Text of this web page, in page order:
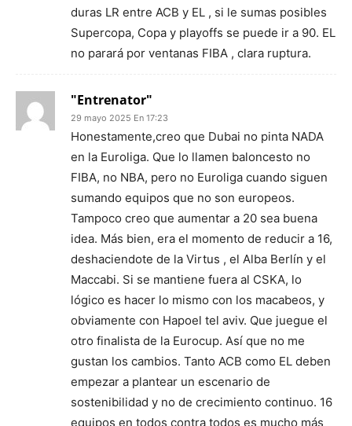
duras LR entre ACB y EL , si le sumas posibles
Supercopa, Copa y playoffs se puede ir a 90. EL
no parará por ventanas FIBA , clara ruptura.
"Entrenator"
29 mayo 2025 En 17:23
Honestamente,creo que Dubai no pinta NADA
en la Euroliga. Que lo llamen baloncesto no
FIBA, no NBA, pero no Euroliga cuando siguen
sumando equipos que no son europeos.
Tampoco creo que aumentar a 20 sea buena
idea. Más bien, era el momento de reducir a 16,
deshaciendote de la Virtus , el Alba Berlín y el
Maccabi. Si se mantiene fuera al CSKA, lo
lógico es hacer lo mismo con los macabeos, y
obviamente con Hapoel tel aviv. Que juegue el
otro finalista de la Eurocup. Así que no me
gustan los cambios. Tanto ACB como EL deben
empezar a plantear un escenario de
sostenibilidad y no de crecimiento continuo. 16
equipos en todos contra todos es mucho más